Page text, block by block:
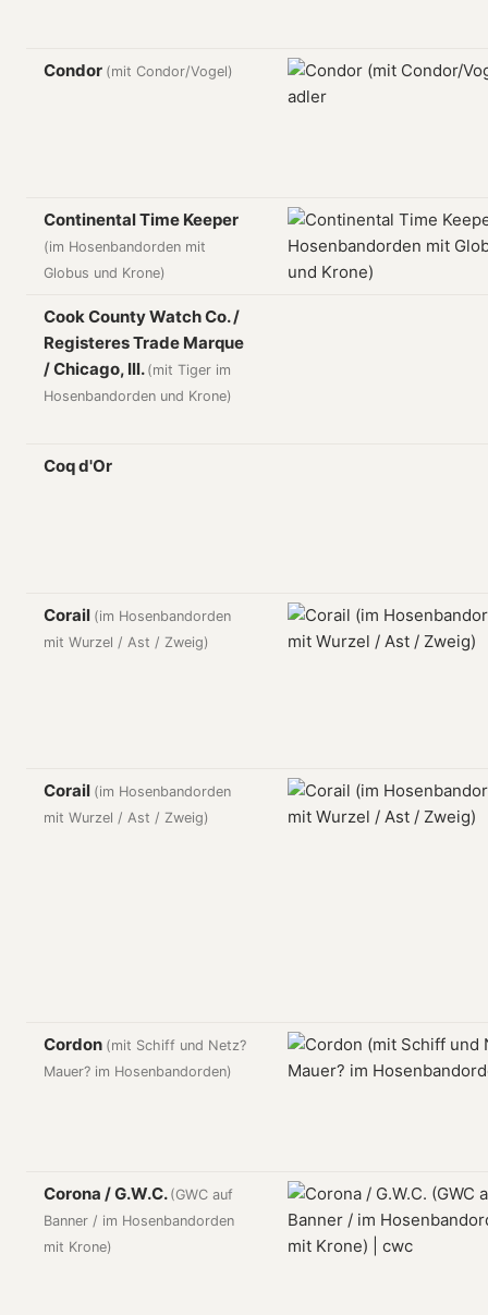
Condor (mit Condor/Vogel)
Continental Time Keeper
(im Hosenbandorden mit
Globus und Krone)
Cook County Watch Co. /
Registeres Trade Marque
/ Chicago, Ill. (mit Tiger im
Hosenbandorden und Krone)
Coq d'Or
Corail (im Hosenbandorden
mit Wurzel / Ast / Zweig)
Corail (im Hosenbandorden
mit Wurzel / Ast / Zweig)
Cordon (mit Schiff und Netz?
Mauer? im Hosenbandorden)
Corona / G.W.C. (GWC auf
Banner / im Hosenbandorden
mit Krone)